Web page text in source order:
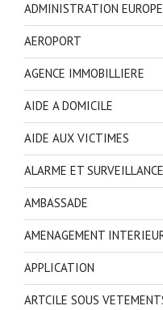
ADMINISTRATION
AEROPORT
AGENCE IMMOBILLIERE
AIDE A DOMICILE
AIDE AUX VICTIMES
ALARME ET SURVEILLANCE
AMBASSADE
AMENAGEMENT
APPLICATION
ARTCILE SOUS